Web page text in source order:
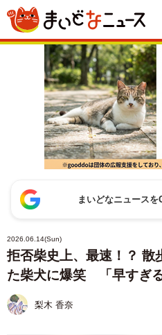
まいどなニュース
2026.06.14(Sun)
拒否柴史上、最速！？ 散
た柴犬に爆笑 「早すぎる
梨木 香奈